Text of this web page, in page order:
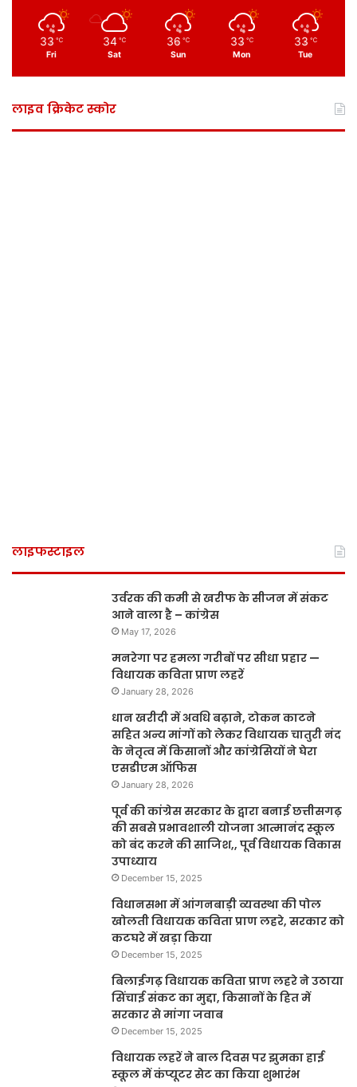
33 ℃
Fri
34 ℃
Sat
36 ℃
Sun
33 ℃
Mon
33 ℃
Tue
लाइव क्रिकेट स्कोर
लाइफस्टाइल
उर्वरक की कमी से खरीफ के सीजन में संकट
आने वाला है – कांग्रेस
May 17, 2026
मनरेगा पर हमला गरीबों पर सीधा प्रहार —
विधायक कविता प्राण लहरें
January 28, 2026
धान खरीदी में अवधि बढ़ाने, टोकन काटने
सहित अन्य मांगों को लेकर विधायक चातुरी नंद
के नेतृत्व में किसानों और कांग्रेसियों ने घेरा
एसडीएम ऑफिस
January 28, 2026
पूर्व की कांग्रेस सरकार के द्वारा बनाई छत्तीसगढ़
की सबसे प्रभावशाली योजना आत्मानंद स्कूल
को बंद करने की साजिश,, पूर्व विधायक विकास
उपाध्याय
December 15, 2025
विधानसभा में आंगनबाड़ी व्यवस्था की पोल
खोलती विधायक कविता प्राण लहरे, सरकार को
कटघरे में खड़ा किया
December 15, 2025
बिलाईगढ़ विधायक कविता प्राण लहरे ने उठाया
सिंचाई संकट का मुद्दा, किसानों के हित में
सरकार से मांगा जवाब
December 15, 2025
विधायक लहरें ने बाल दिवस पर झुमका हाई
स्कूल में कंप्यूटर सेट का किया शुभारंभ